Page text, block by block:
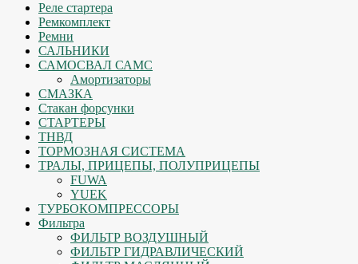
Реле стартера
Ремкомплект
Ремни
САЛЬНИКИ
САМОСВАЛ САМС
Амортизаторы
СМАЗКА
Стакан форсунки
СТАРТЕРЫ
ТНВД
ТОРМОЗНАЯ СИСТЕМА
ТРАЛЫ, ПРИЦЕПЫ, ПОЛУПРИЦЕПЫ
FUWA
YUEK
ТУРБОКОМПРЕССОРЫ
Фильтра
ФИЛЬТР ВОЗДУШНЫЙ
ФИЛЬТР ГИДРАВЛИЧЕСКИЙ